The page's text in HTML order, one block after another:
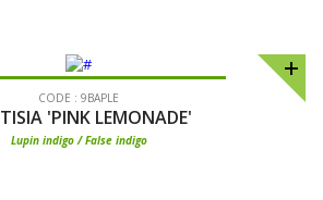
CODE : 9BAPLE
'PINK LEMONADE'
Lupin indigo / False indigo